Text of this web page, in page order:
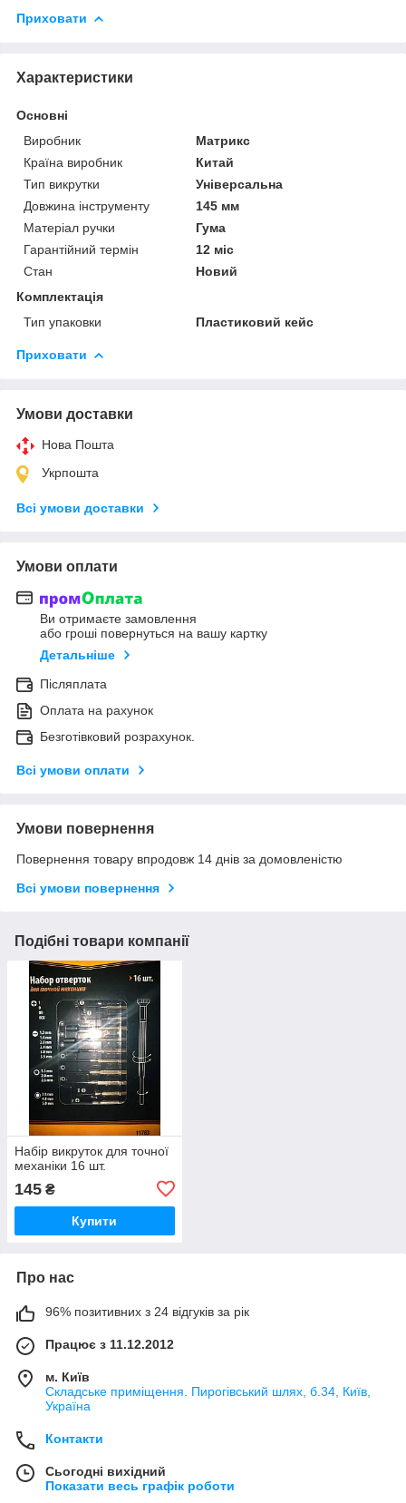
Приховати
Характеристики
Основні
Виробник
Матрикс
Країна виробник
Китай
Тип викрутки
Універсальна
Довжина інструменту
145 мм
Матеріал ручки
Гума
Гарантійний термін
12 міс
Стан
Новий
Комплектація
Тип упаковки
Пластиковий кейс
Приховати
Умови доставки
Нова Пошта
Укрпошта
Всі умови доставки
Умови оплати
Ви отримаєте замовлення
або гроші повернуться на вашу картку
Детальніше
Післяплата
Оплата на рахунок
Безготівковий розрахунок.
Всі умови оплати
Умови повернення
Повернення товару впродовж 14 днів за домовленістю
Всі умови повернення
Подібні товари компанії
Набір викруток для точної
механіки 16 шт.
145 ₴
Купити
Про нас
96% позитивних з 24 відгуків за рік
Працює з 11.12.2012
м. Київ
Складське приміщення. Пирогівський шлях, б.34, Київ,
Україна
Контакти
Сьогодні вихідний
Показати весь графік роботи